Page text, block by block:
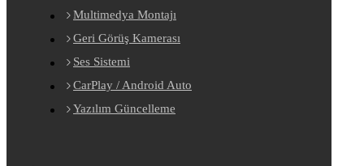
Multimedya Montajı
Geri Görüş Kamerası
Ses Sistemi
CarPlay / Android Auto
Yazılım Güncelleme